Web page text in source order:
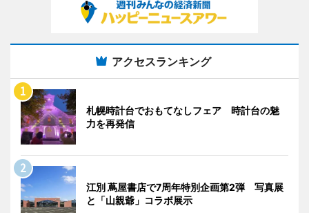
アクセスランキング
札幌時計台でおもてなしフェア 時計台の魅
力を再発信
江別 蔦屋書店で7周年特別企画第2弾 写真展
と「山親爺」コラボ展示